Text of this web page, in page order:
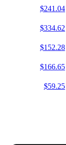
$241.04
$334.62
$152.28
$166.65
$59.25